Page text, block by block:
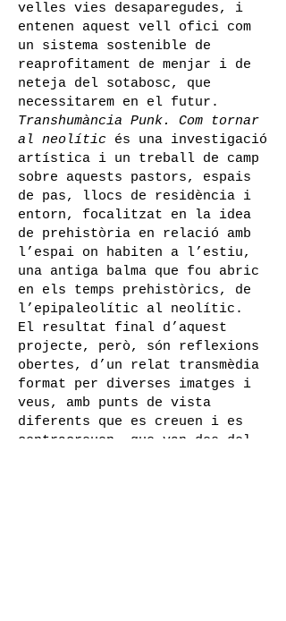
velles vies desaparegudes, i
entenen aquest vell ofici com
un sistema sostenible de
reaprofitament de menjar i de
neteja del sotabosc, que
necessitarem en el futur.
Transhumància Punk. Com tornar
al neolític és una investigació
artística i un treball de camp
sobre aquests pastors, espais
de pas, llocs de residència i
entorn, focalitzat en la idea
de prehistòria en relació amb
l’espai on habiten a l’estiu,
una antiga balma que fou abric
en els temps prehistòrics, de
l’epipaleolític al neolític.
El resultat final d’aquest
projecte, però, són reflexions
obertes, d’un relat transmèdia
format per diverses imatges i
veus, amb punts de vista
diferents que es creuen i es
contracreuen, que van des del